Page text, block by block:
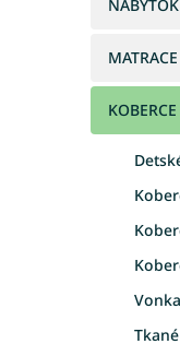
l
NÁBYTOK
MATRACE
KOBERCE